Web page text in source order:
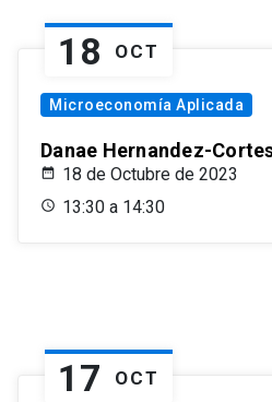
18 OCT
Microeconomía Aplicada
Danae Hernandez-
18 de Octubre de 2023
13:30 a 14:30
17 OCT